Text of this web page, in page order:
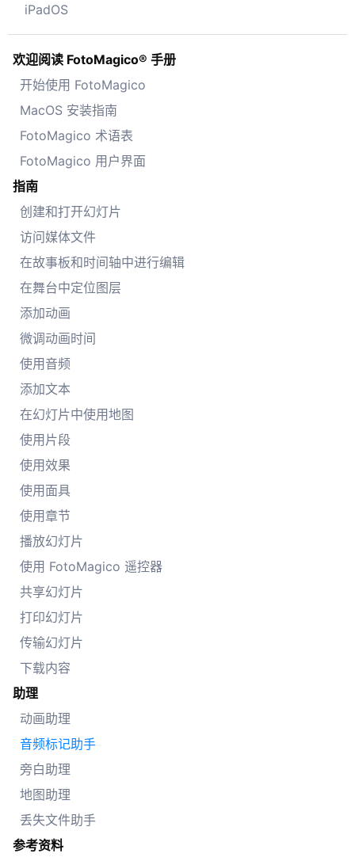
iPadOS
欢迎阅读 FotoMagico® 手册
开始使用 FotoMagico
MacOS 安装指南
FotoMagico 术语表
FotoMagico 用户界面
指南
创建和打开幻灯片
访问媒体文件
在故事板和时间轴中进行编辑
在舞台中定位图层
添加动画
微调动画时间
使用音频
添加文本
在幻灯片中使用地图
使用片段
使用效果
使用面具
使用章节
播放幻灯片
使用 FotoMagico 遥控器
共享幻灯片
打印幻灯片
传输幻灯片
下载内容
助理
动画助理
音频标记助手
旁白助理
地图助理
丢失文件助手
参考资料